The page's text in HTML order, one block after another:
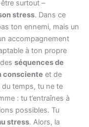
surtout –
stress. Dans ce
ton ennemi, mais un
accompagnement
à ton propre
séquences de
consciente et de
temps, tu ne te
: tu t’entraînes à
possibles. Tu
stress. Alors, la